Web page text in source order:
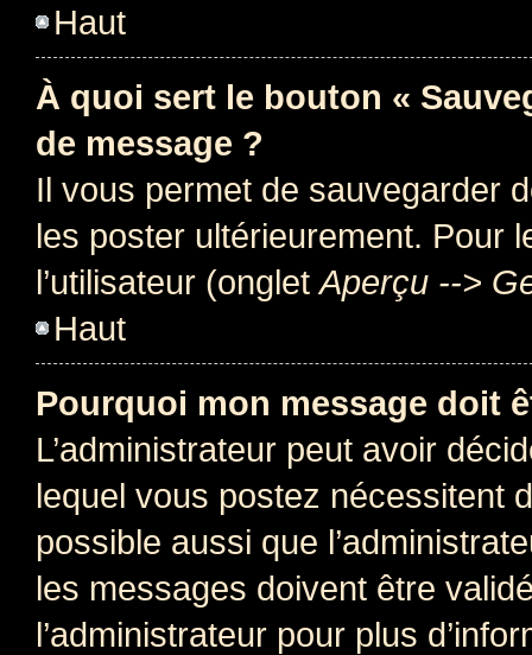
Haut
À quoi sert le bouton «
de message ?
Il vous permet de sauvegarder
les poster ultérieurement. Pour
l’utilisateur (onglet Aperçu -->
Haut
Pourquoi mon message doit
L’administrateur peut avoir
lequel vous postez nécessitent
possible aussi que
les messages doivent être
l’administrateur pour plus